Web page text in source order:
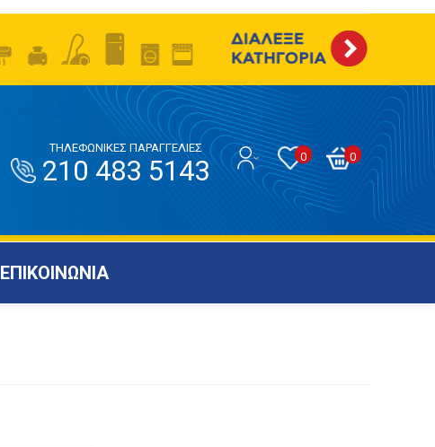
0
0
ΤΗΛΕΦΩΝΙΚΕΣ ΠΑΡΑΓΓΕΛΙΕΣ
210 483 5143
ΕΠΙΚΟΙΝΩΝΙΑ